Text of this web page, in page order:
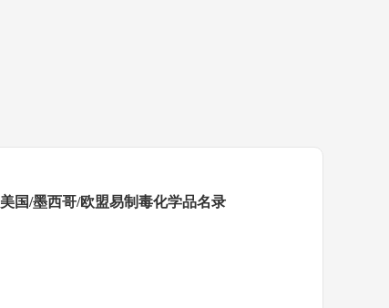
美国/墨西哥/欧盟易制毒化学品名录